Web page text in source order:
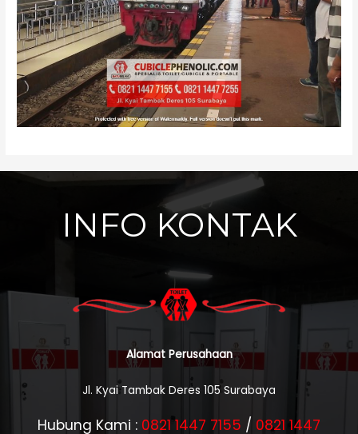
INFO KONTAK
Alamat Perusahaan
Jl. Kyai Tambak Deres 105 Surabaya
Hubung Kami : 0821 1447 7155 / 0821 1447